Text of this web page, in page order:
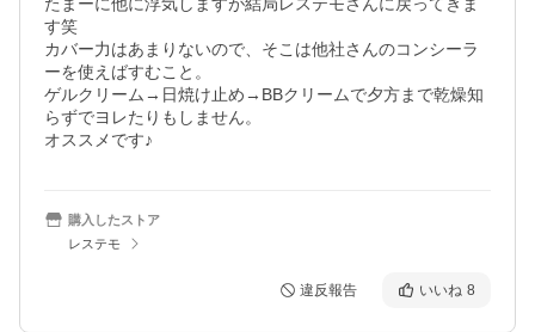
す笑
カバー力はあまりないので、そこは他社さんのコンシーラ
ーを使えばすむこと。
ゲルクリーム→日焼け止め→BBクリームで夕方まで乾燥知
らずでヨレたりもしません。
オススメです♪
購入したストア
レステモ
違反報告 いいね 8